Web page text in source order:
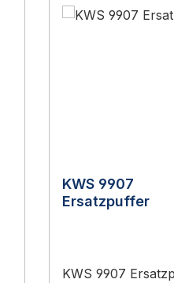
KWS 9907
Ersatzpuffer
KWS 9907